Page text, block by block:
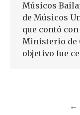
Músicos
de Músicos
que contó
Ministerio de
objetivo fue
←